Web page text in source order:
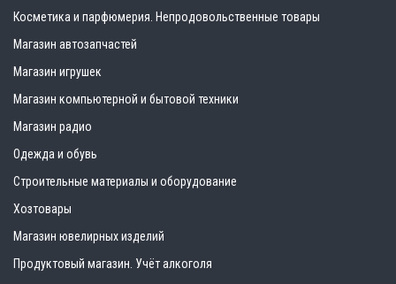
Косметика и парфюмерия. Непродовольственные товары
Магазин автозапчастей
Магазин игрушек
Магазин компьютерной и бытовой техники
Магазин радио
Одежда и обувь
Строительные материалы и оборудование
Хозтовары
Магазин ювелирных изделий
Продуктовый магазин. Учёт алкоголя